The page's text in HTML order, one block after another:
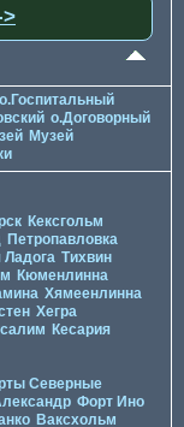
о.Госпитальный
о.Договорный
Музей
Кексгольм
Петропавловка
Ладога Тихвин
Кюменлинна
Хямеенлинна
Хегра
Кесария
Северные
Форт Ино
Ваксхольм